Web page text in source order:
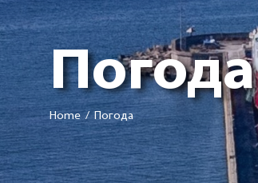
Погода
Home/ Погода